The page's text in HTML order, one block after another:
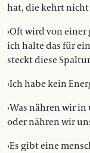
hat, die kehrt nicht
›Oft wird von
ich halte das für
steckt diese
›Ich habe kein
›Was nähren wir
oder nähren wir
›Es gibt eine